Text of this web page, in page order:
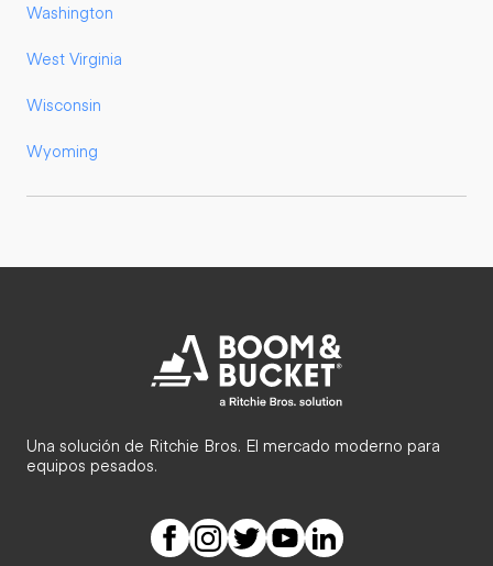
Washington
West Virginia
Wisconsin
Wyoming
Una solución de Ritchie Bros. El mercado moderno para
equipos pesados.